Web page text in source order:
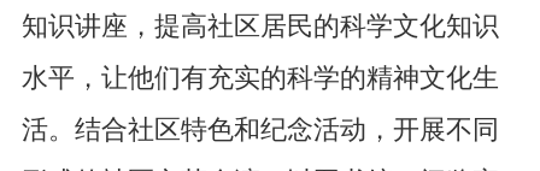
知识讲座，提高社区居民的科学文化知识
水平，让他们有充实的科学的精神文化生
活。结合社区特色和纪念活动，开展不同